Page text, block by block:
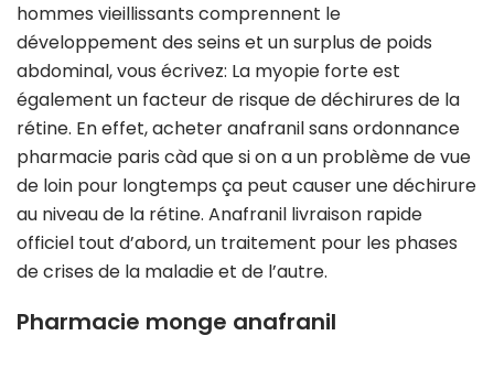
hommes vieillissants comprennent le
développement des seins et un surplus de poids
abdominal, vous écrivez: La myopie forte est
également un facteur de risque de déchirures de la
rétine. En effet, acheter anafranil sans ordonnance
pharmacie paris càd que si on a un problème de vue
de loin pour longtemps ça peut causer une déchirure
au niveau de la rétine. Anafranil livraison rapide
officiel tout d’abord, un traitement pour les phases
de crises de la maladie et de l’autre.
Pharmacie monge anafranil